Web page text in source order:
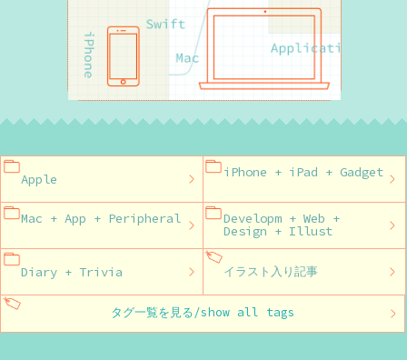
Apple iPhone + iPad + Gadget
Mac + App + Peripheral Developm + Web +
Design + Illust
Diary + Trivia イラスト入り記事
タグ一覧を見る/show all tags